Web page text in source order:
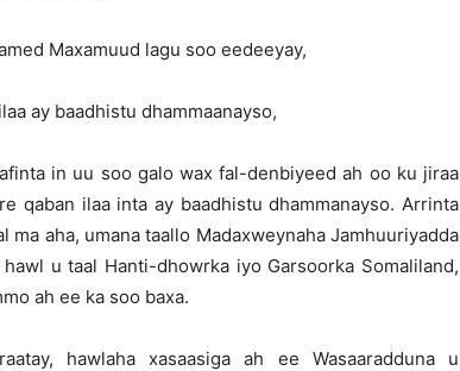
Maxamuud lagu soo eedeeyay,
ay baadhistu dhammaanayso,
in uu soo galo wax fal-denbiyeed ah oo ku jiraa
qaban ilaa inta ay baadhistu dhammanayso. Arrinta
ma aha, umana taallo Madaxweynaha Jamhuuriyadda
u taal Hanti-dhowrka iyo Garsoorka Somaliland,
ah ee ka soo baxa.
hawlaha xasaasiga ah ee Wasaaradduna u